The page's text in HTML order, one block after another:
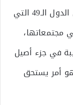
أن التدين كان ينحسر خلال تلك الفترة في الدول الـ49 التي
مجتمعاتها،
في جزء أصيل
أمر يستحق